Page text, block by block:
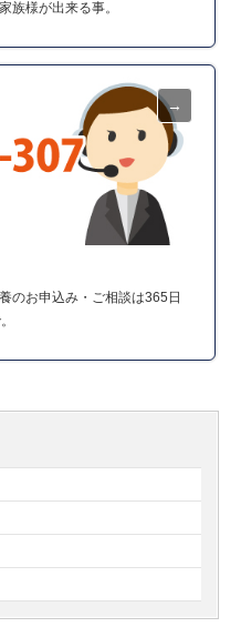
族様が出来る事。
のお申込み・ご相談は365日